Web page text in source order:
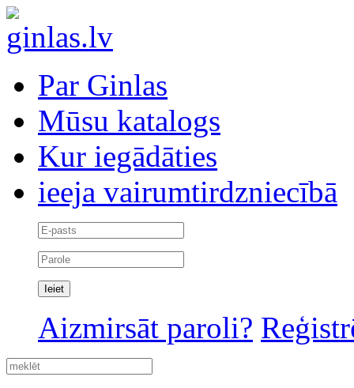
Par Ginlas
Mūsu katalogs
Kur iegādāties
ieeja vairumtirdzniecībā
Aizmirsāt paroli?